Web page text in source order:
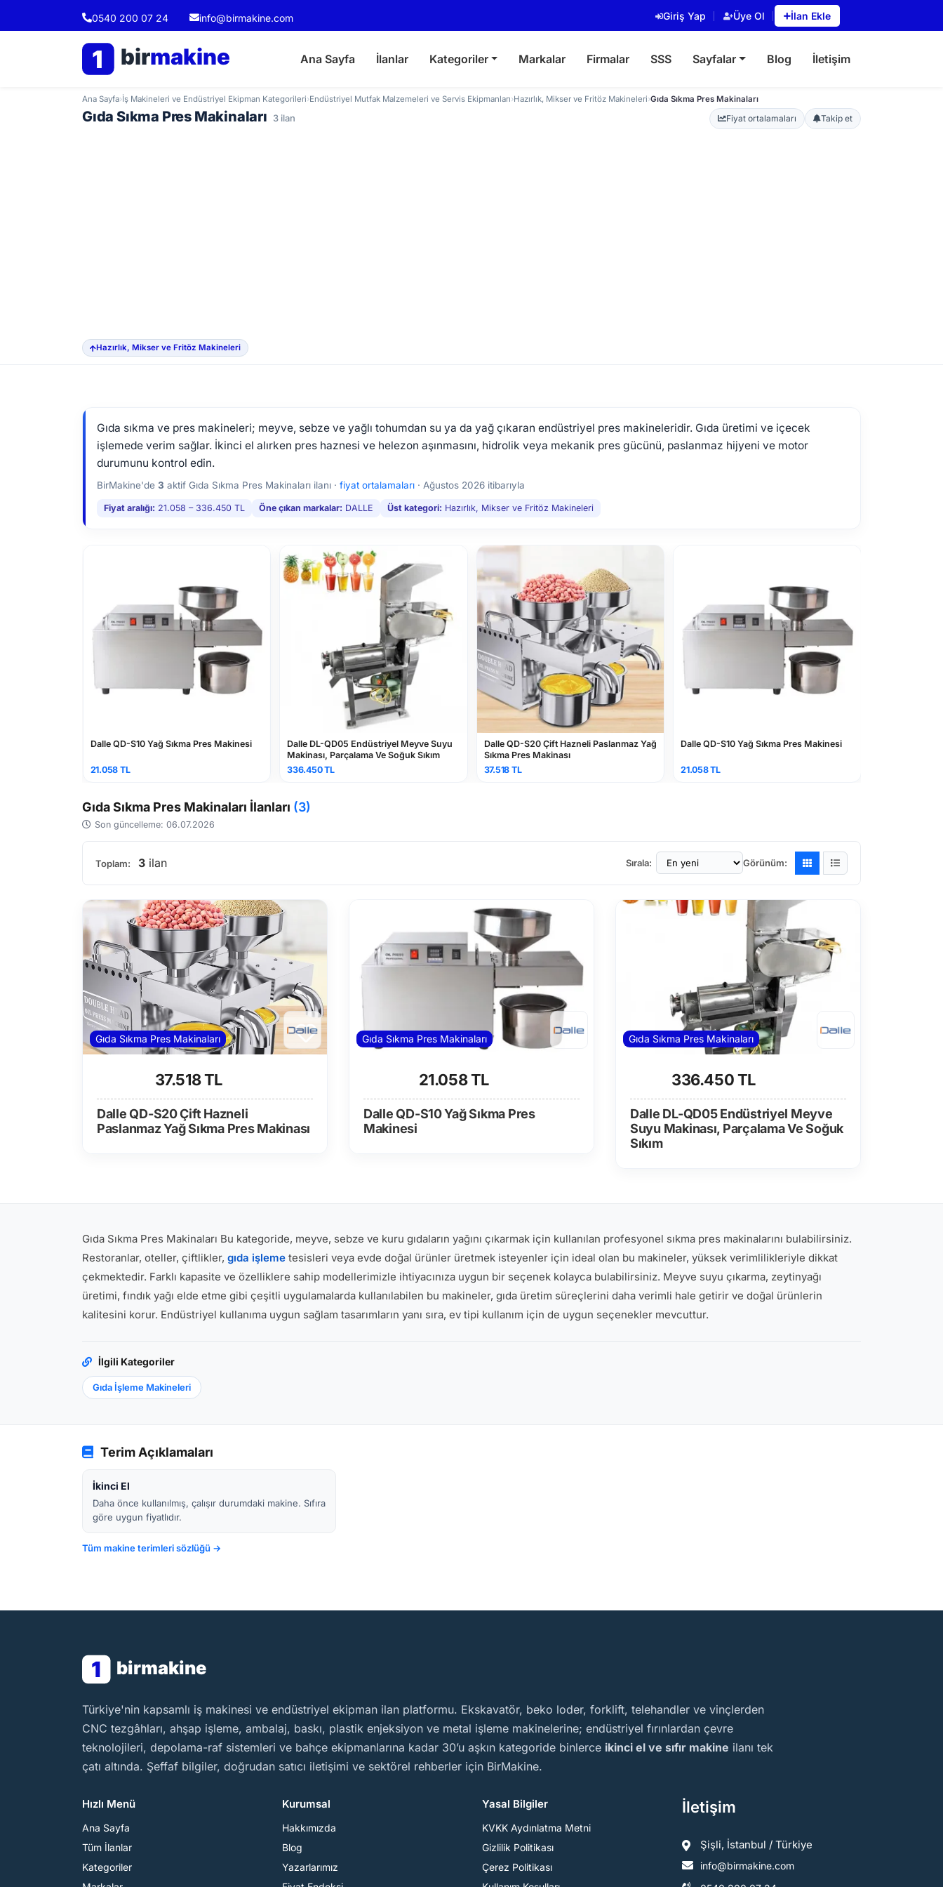
0540 200 07 24 info@birmakine.com Giriş Yap Üye Ol İlan Ekle
1 birmakine Ana Sayfa İlanlar Kategoriler Markalar Firmalar SSS Sayfalar Blog İletişim
Ana Sayfa›İş Makineleri ve Endüstriyel Ekipman Kategorileri›Endüstriyel Mutfak Malzemeleri ve Servis Ekipmanları›Hazırlık, Mikser ve Fritöz Makineleri›Gıda Sıkma Pres Makinaları
Gıda Sıkma Pres Makinaları 3 ilan Fiyat ortalamaları Takip et
Hazırlık, Mikser ve Fritöz Makineleri
Gıda sıkma ve pres makineleri; meyve, sebze ve yağlı tohumdan su ya da yağ çıkaran endüstriyel pres makineleridir. Gıda üretimi ve içecek
işlemede verim sağlar. İkinci el alırken pres haznesi ve helezon aşınmasını, hidrolik veya mekanik pres gücünü, paslanmaz hijyeni ve motor
durumunu kontrol edin.
BirMakine'de 3 aktif Gıda Sıkma Pres Makinaları ilanı · fiyat ortalamaları · Ağustos 2026 itibarıyla
Fiyat aralığı: 21.058 – 336.450 TL Öne çıkan markalar: DALLE Üst kategori: Hazırlık, Mikser ve Fritöz Makineleri
Dalle QD-S10 Yağ Sıkma Pres Makinesi
21.058 TL
Dalle DL-QD05 Endüstriyel Meyve Suyu
Makinası, Parçalama Ve Soğuk Sıkım
336.450 TL
Dalle QD-S20 Çift Hazneli Paslanmaz Yağ
Sıkma Pres Makinası
37.518 TL
Dalle QD-S10 Yağ Sıkma Pres Makinesi
21.058 TL
Gıda Sıkma Pres Makinaları İlanları (3)
Son güncelleme: 06.07.2026
Toplam: 3 ilan Sırala: Görünüm:
Gıda Sıkma Pres Makinaları
37.518 TL
Dalle QD-S20 Çift Hazneli
Paslanmaz Yağ Sıkma Pres Makinası
Gıda Sıkma Pres Makinaları
21.058 TL
Dalle QD-S10 Yağ Sıkma Pres
Makinesi
Gıda Sıkma Pres Makinaları
336.450 TL
Dalle DL-QD05 Endüstriyel Meyve
Suyu Makinası, Parçalama Ve Soğuk
Sıkım
Gıda Sıkma Pres Makinaları Bu kategoride, meyve, sebze ve kuru gıdaların yağını çıkarmak için kullanılan profesyonel sıkma pres makinalarını bulabilirsiniz.
Restoranlar, oteller, çiftlikler, gıda işleme tesisleri veya evde doğal ürünler üretmek isteyenler için ideal olan bu makineler, yüksek verimlilikleriyle dikkat
çekmektedir. Farklı kapasite ve özelliklere sahip modellerimizle ihtiyacınıza uygun bir seçenek kolayca bulabilirsiniz. Meyve suyu çıkarma, zeytinyağı
üretimi, fındık yağı elde etme gibi çeşitli uygulamalarda kullanılabilen bu makineler, gıda üretim süreçlerini daha verimli hale getirir ve doğal ürünlerin
kalitesini korur. Endüstriyel kullanıma uygun sağlam tasarımların yanı sıra, ev tipi kullanım için de uygun seçenekler mevcuttur.
İlgili Kategoriler
Gıda İşleme Makineleri
Terim Açıklamaları
İkinci El
Daha önce kullanılmış, çalışır durumdaki makine. Sıfıra
göre uygun fiyatlıdır.
Tüm makine terimleri sözlüğü →
1 birmakine
BirMakine
Türkiye'nin kapsamlı iş makinesi ve endüstriyel ekipman ilan platformu. Ekskavatör, beko loder, forklift, telehandler ve vinçlerden
CNC tezgâhları, ahşap işleme, ambalaj, baskı, plastik enjeksiyon ve metal işleme makinelerine; endüstriyel fırınlardan çevre
teknolojileri, depolama-raf sistemleri ve bahçe ekipmanlarına kadar 30’u aşkın kategoride binlerce ikinci el ve sıfır makine ilanı tek
çatı altında. Şeffaf bilgiler, doğrudan satıcı iletişimi ve sektörel rehberler için BirMakine.
Hızlı Menü
Ana Sayfa
Tüm İlanlar
Kategoriler
Kurumsal
Hakkımızda
Blog
Yazarlarımız
Yasal Bilgiler
KVKK Aydınlatma Metni
Gizlilik Politikası
Çerez Politikası
İletişim
Şişli, İstanbul / Türkiye
info@birmakine.com